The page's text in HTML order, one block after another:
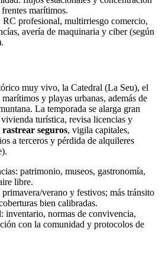
marítimos.
RC profesional, multirriesgo comercio,
avería de maquinaria y ciber (según
muy vivo, la Catedral (La Seu), el
y playas urbanas, además de
La temporada se alarga gran
turística, revisa licencias y
rastrear seguros, vigila capitales,
a terceros y pérdida de alquileres
patrimonio, museos, gastronomía,
libre.
verano y festivos; más tránsito
bien calibradas.
inventario, normas de convivencia,
con la comunidad y protocolos de